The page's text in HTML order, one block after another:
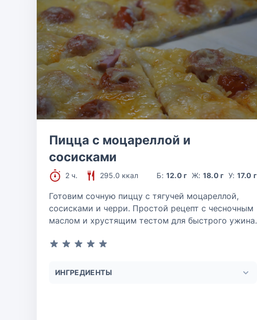
Пицца с моцареллой и
сосисками
2 ч. 295.0 ккал Б: 12.0 г Ж: 18.0 г У: 17.0 г
Готовим сочную пиццу с тягучей моцареллой,
сосисками и черри. Простой рецепт с чесночным
маслом и хрустящим тестом для быстрого ужина.
ИНГРЕДИЕНТЫ